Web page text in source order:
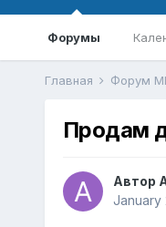
Форумы
Главная Форум
Продам
Автор
January